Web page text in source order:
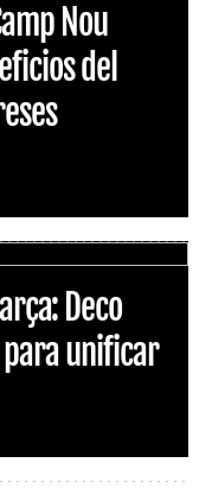
Nou
del
Deco
unificar